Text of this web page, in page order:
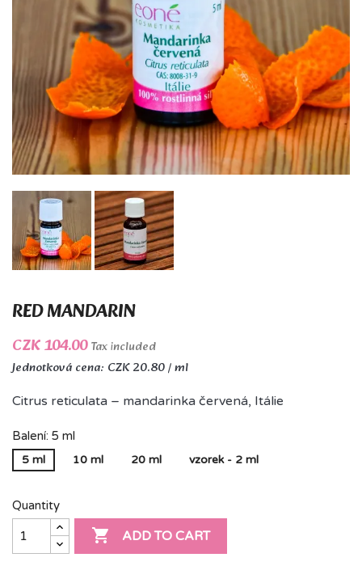
RED MANDARIN
CZK 104.00Tax included
Jednotková cena: CZK 20.80 / ml
Citrus reticulata – mandarinka červená, Itálie
Balení: 5 ml
5 ml 10 ml 20 ml vzorek - 2 ml
Quantity
 ADD TO CART